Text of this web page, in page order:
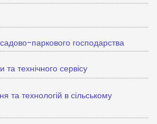
садово-паркового господарства
та технічного сервісу
та технологій в сільському